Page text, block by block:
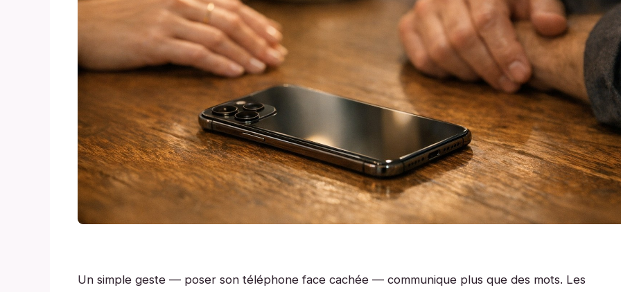
Un simple geste — poser son téléphone face cachée — communique plus que des mots. Les